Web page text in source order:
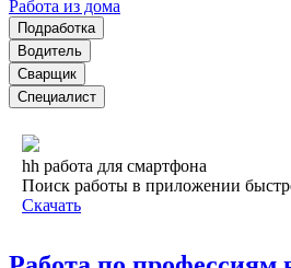
Работа из дома
Подработка
Водитель
Сварщик
Специалист
hh работа для смартфона
Поиск работы в приложении
Скачать